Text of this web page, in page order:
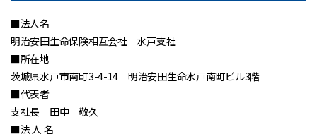
■法人名
明治安田生命保険相互会社 水戸支社
■所在地
茨城県水戸市南町3-4-14 明治安田生命水戸南町ビル3階
■代表者
支社長 田中 敬久
■法 人 名